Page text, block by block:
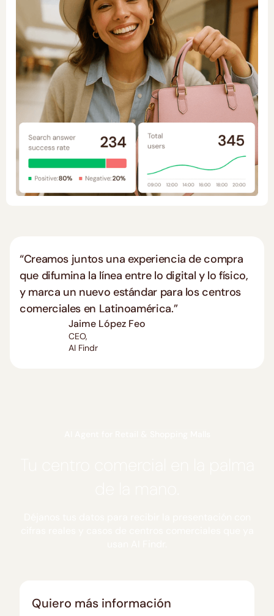
“Creamos juntos una experiencia de compra
que difumina la línea entre lo digital y lo físico,
y marca un nuevo estándar para los centros
comerciales en Latinoamérica.”
Jaime López Feo
CEO,
AI Findr
Quiero más información